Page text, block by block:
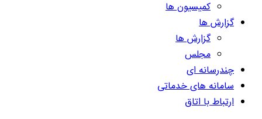
کمیسیون ها
گزارش ها
گزارش ها
مجلس
چندرسانه ای
سامانه های خدماتی
ارتباط با اتاق